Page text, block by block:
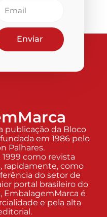
Enviar
publicação da Bloco
em 1986 pelo
Palhares.
como revista
rapidamente, como
do setor de
portal brasileiro do
EmbalagemMarca é
e pela alta